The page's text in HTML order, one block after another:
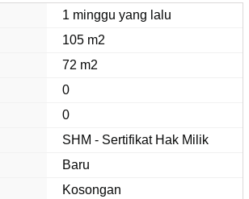
1 minggu yang lalu
105 m2
72 m2
0
0
SHM - Sertifikat Hak Milik
Baru
Kosongan